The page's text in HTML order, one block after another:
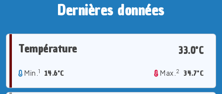
Dernières données
Température 33.0°C
Min. 1 14.6°C Max. 2 34.7°C